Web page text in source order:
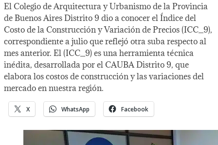
El Colegio de Arquitectura y Urbanismo de la Provincia
de Buenos Aires Distrito 9 dio a conocer el Índice del
Costo de la Construcción y Variación de Precios (ICC_9),
correspondiente a julio que reflejó otra suba respecto al
mes anterior. El (ICC_9) es una herramienta técnica
inédita, desarrollada por el CAUBA Distrito 9, que
elabora los costos de construcción y las variaciones del
mercado en nuestra región.
X WhatsApp Facebook